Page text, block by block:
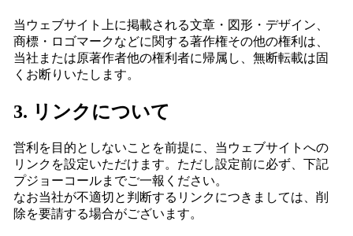
当ウェブサイト上に掲載される文章・図形・デザイン、
商標・ロゴマークなどに関する著作権その他の権利は、
当社または原著作者他の権利者に帰属し、無断転載は固
くお断りいたします。
3. リンクについて
営利を目的としないことを前提に、当ウェブサイトへの
リンクを設定いただけます。ただし設定前に必ず、下記
プジョーコールまでご一報ください。
なお当社が不適切と判断するリンクにつきましては、削
除を要請する場合がございます。